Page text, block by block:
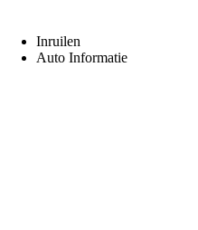
Inruilen
Auto Informatie